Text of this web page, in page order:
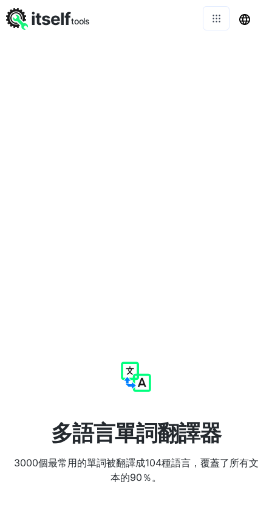
多語言單詞翻譯器
3000個最常用的單詞被翻譯成104種語言，覆蓋了所有文
本的90％。
itselftools